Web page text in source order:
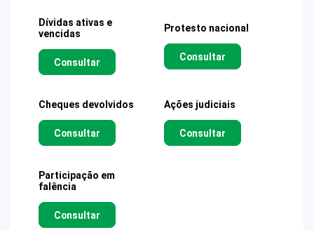
Dívidas ativas e
vencidas
Consultar
Protesto nacional
Consultar
Cheques devolvidos
Consultar
Ações judiciais
Consultar
Participação em
falência
Consultar